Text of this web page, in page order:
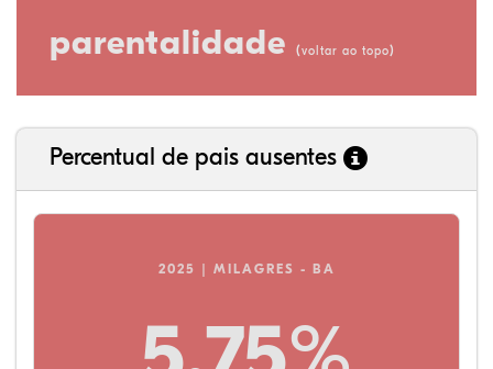
parentalidade (voltar ao topo)
Percentual de pais ausentes
2025 | MILAGRES - BA